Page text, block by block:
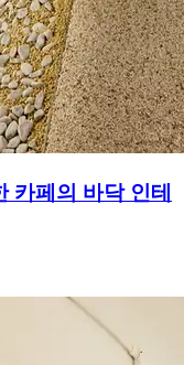
카페의 바닥 인테